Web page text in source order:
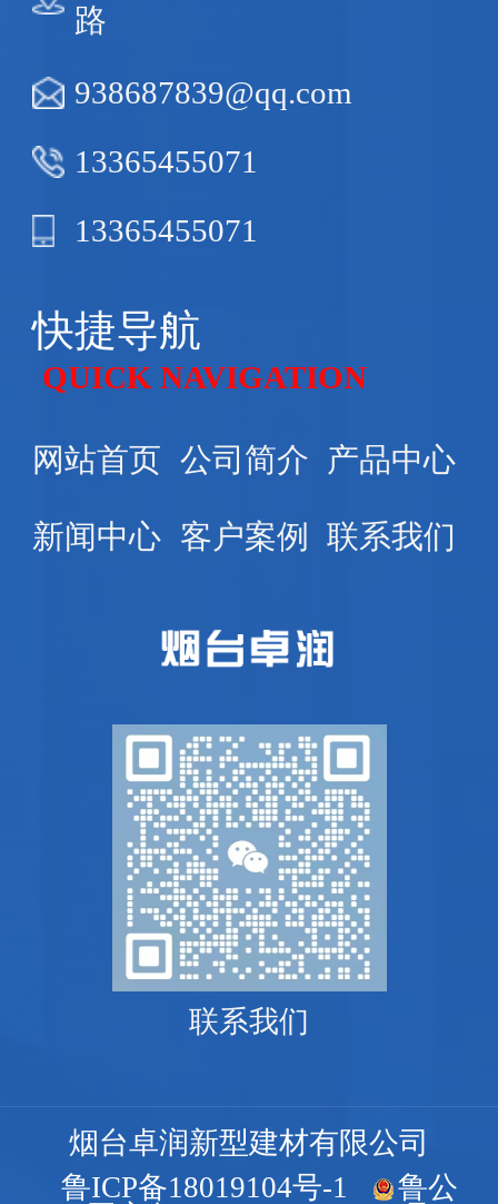
路
938687839@qq.com
13365455071
13365455071
快捷导航
QUICK NAVIGATION
网站首页 公司简介 产品中心
新闻中心 客户案例 联系我们
联系我们
烟台卓润新型建材有限公司
鲁ICP备18019104号-1
鲁公